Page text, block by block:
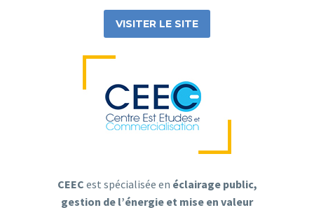
VISITER LE SITE
CEEC est spécialisée en éclairage public,
gestion de l’énergie et mise en valeur